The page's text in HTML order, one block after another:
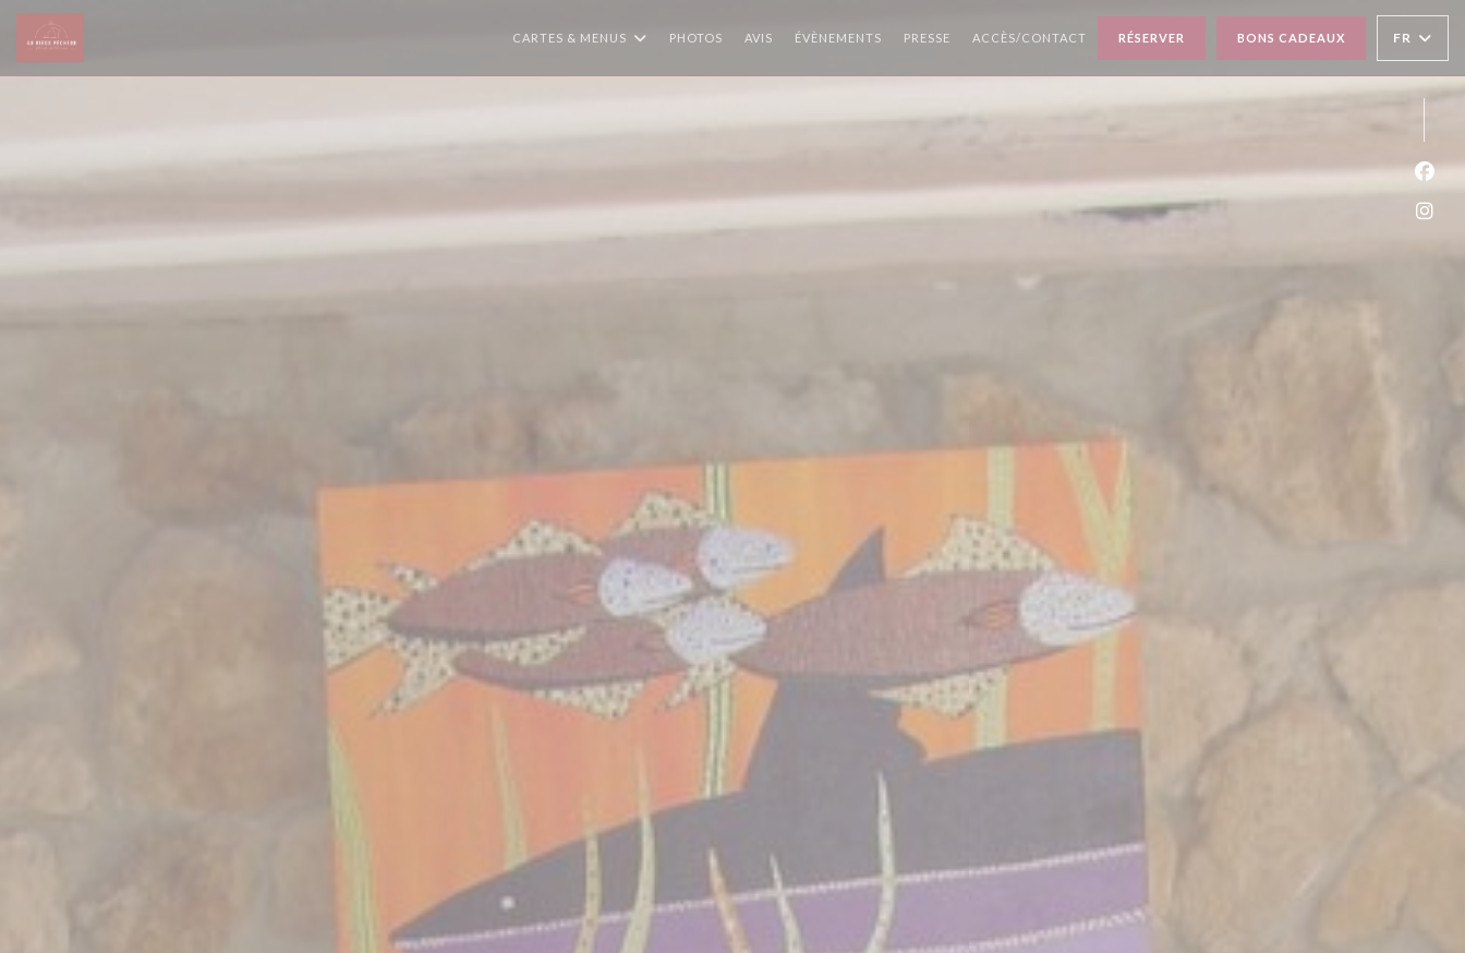
Personnalisation de vos choix en matière de cookies
CARTES & MENUS PHOTOS AVIS ÉVÈNEMENTS PRESSE ACCÈS/CONTACT RÉSERVER BONS CADEAUX FR